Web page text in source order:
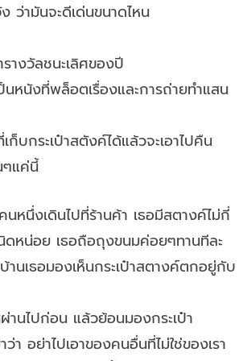
ว่ามันจะดีเด่นขนาดไหน
างวัลชนะเลิศของปี
หนังที่พล็อตเรื่องและการถ่ายทำแสน
ก็บกระเป๋าสตังค์ได้แล้วจะเอาไปคืน
ๆแค่นี้
นหนึ่งเดินไปที่ร้านค้า เธอมีสตางค์ไม่กี่
หน่อย เธอถือถุงขนมค่อยๆทานทีละ
นเธอมองเห็นกระเป๋าสตางค์ตกอยู่กับ
านไปก่อน แล้วย้อนมองกระเป๋า
า อย่าไปเอาของคนอื่นที่ไม่ใช่ของเรา